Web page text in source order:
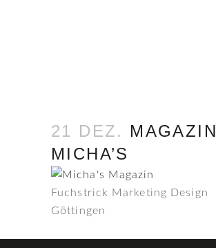
21 DEZ. MAGAZIN
MICHA’S
Fuchstrick Marketing Design
Göttingen